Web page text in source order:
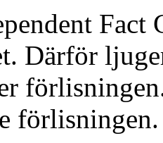
Fact
Därför
förlisningen.